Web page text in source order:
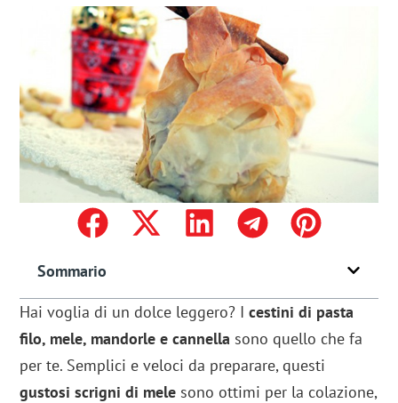
Sommario
Hai voglia di un dolce leggero? Icestini di pasta
filo, mele, mandorle e cannella sono quello che fa
per te. Semplici e veloci da preparare, questi
gustosi scrigni di mele sono ottimi per la colazione,